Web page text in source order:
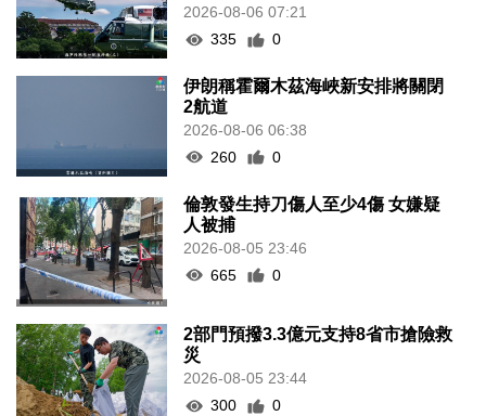
2026-08-06 07:21
335
0
伊朗稱霍爾木茲海峽新安排將關閉
2航道
2026-08-06 06:38
260
0
倫敦發生持刀傷人至少4傷 女嫌疑
人被捕
2026-08-05 23:46
665
0
2部門預撥3.3億元支持8省市搶險救
災
2026-08-05 23:44
300
0